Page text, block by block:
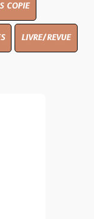
COPIE
LIVRE/REVUE